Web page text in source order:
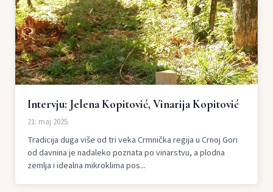
Intervju: Jelena Kopitović, Vinarija Kopitović
21. maj 2025.
Tradicija duga više od tri veka Crmnička regija u Crnoj Gori
od davnina je nadaleko poznata po vinarstvu, a plodna
zemlja i idealna mikroklima pos...